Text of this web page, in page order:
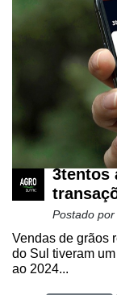
3tentos
Postado por
Vendas de grãos
do Sul tiveram
ao 2024...